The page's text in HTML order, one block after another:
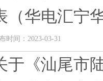
（华电汇宁
时间：2023-03-31
于《汕尾市